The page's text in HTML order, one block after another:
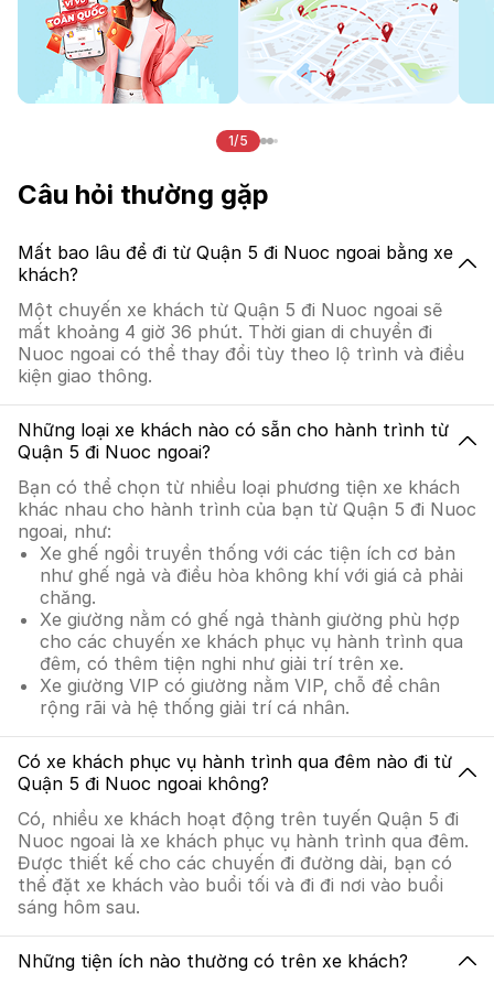
1/5
Câu hỏi thường gặp
Mất bao lâu để đi từ Quận 5 đi Nuoc ngoai bằng xe
khách?
Một chuyến xe khách từ Quận 5 đi Nuoc ngoai sẽ
mất khoảng 4 giờ 36 phút. Thời gian di chuyển đi
Nuoc ngoai có thể thay đổi tùy theo lộ trình và điều
kiện giao thông.
Những loại xe khách nào có sẵn cho hành trình từ
Quận 5 đi Nuoc ngoai?
Bạn có thể chọn từ nhiều loại phương tiện xe khách
khác nhau cho hành trình của bạn từ Quận 5 đi Nuoc
ngoai, như:
Xe ghế ngồi truyền thống với các tiện ích cơ bản
như ghế ngả và điều hòa không khí với giá cả phải
chăng.
Xe giường nằm có ghế ngả thành giường phù hợp
cho các chuyến xe khách phục vụ hành trình qua
đêm, có thêm tiện nghi như giải trí trên xe.
Xe giường VIP có giường nằm VIP, chỗ để chân
rộng rãi và hệ thống giải trí cá nhân.
Có xe khách phục vụ hành trình qua đêm nào đi từ
Quận 5 đi Nuoc ngoai không?
Có, nhiều xe khách hoạt động trên tuyến Quận 5 đi
Nuoc ngoai là xe khách phục vụ hành trình qua đêm.
Được thiết kế cho các chuyến đi đường dài, bạn có
thể đặt xe khách vào buổi tối và đi đi nơi vào buổi
sáng hôm sau.
Những tiện ích nào thường có trên xe khách?